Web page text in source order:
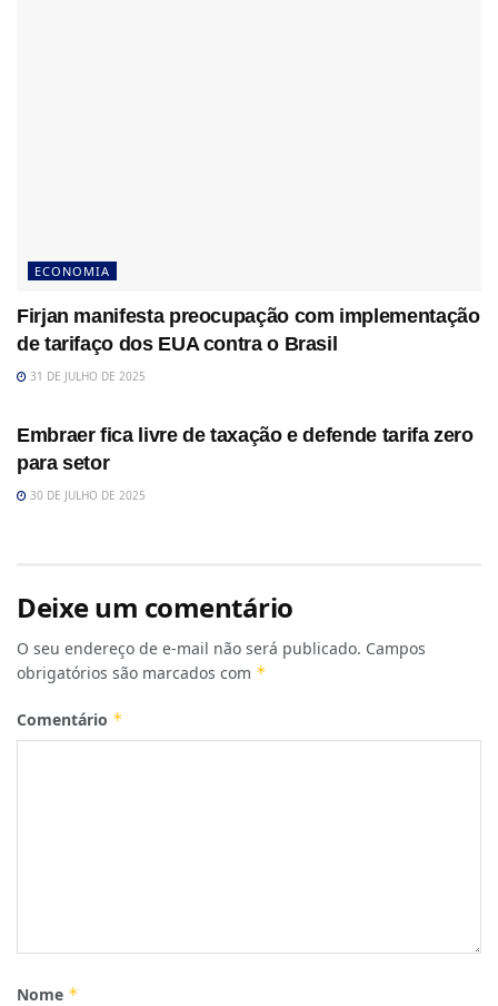
ECONOMIA
Firjan manifesta preocupação com implementação
de tarifaço dos EUA contra o Brasil
31 DE JULHO DE 2025
Embraer fica livre de taxação e defende tarifa zero
para setor
30 DE JULHO DE 2025
Deixe um comentário
O seu endereço de e-mail não será publicado. Campos
obrigatórios são marcados com *
Comentário *
Nome *